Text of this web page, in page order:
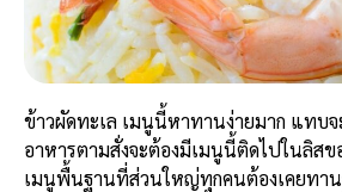
ข้าวผัดทะเล เมนูนี้หาทานง่ายมาก แทบจ
อาหารตามสั่งจะต้องมีเมนูนี้ติดไปในลิส
เมนูพื้นฐานที่ส่วนใหญ่ทุกคนต้องเคยทา